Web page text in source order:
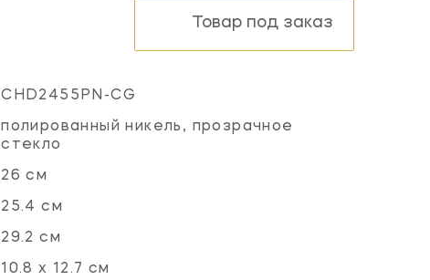
Товар под заказ
CHD2455PN-CG
полированный никель, прозрачное
стекло
26 см
25.4 см
29.2 см
10.8 х 12.7 см